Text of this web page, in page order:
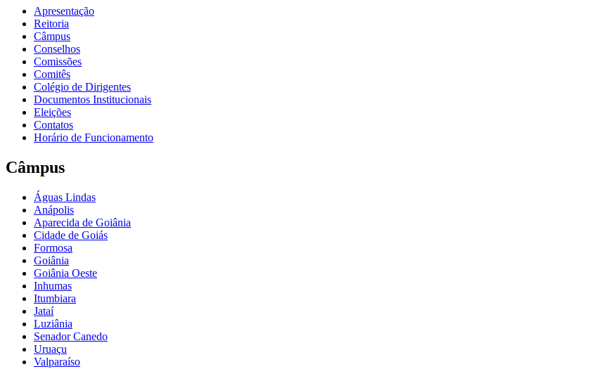
Apresentação
Reitoria
Câmpus
Conselhos
Comissões
Comitês
Colégio de Dirigentes
Documentos Institucionais
Eleições
Contatos
Horário de Funcionamento
Câmpus
Águas Lindas
Anápolis
Aparecida de Goiânia
Cidade de Goiás
Formosa
Goiânia
Goiânia Oeste
Inhumas
Itumbiara
Jataí
Luziânia
Senador Canedo
Uruaçu
Valparaíso